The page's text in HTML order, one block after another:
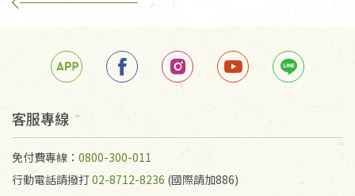
客服專線
免付費專線： 0800-300-011
行動電話請撥打02-8712-8236 (國際請加886)